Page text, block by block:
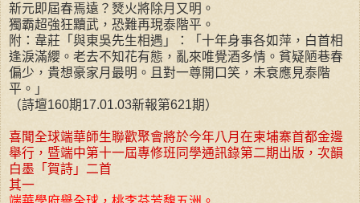
新元即屆春焉遠？燹火將除月又明。
獨霸超強狂黷武，恐難再現泰階平。
附：韋莊「與東吳先生相遇」：「十年身事各如萍，白首相
逢淚滿纓。老去不知花有態，亂來唯覺酒多情。貧疑陋巷春
偏少，貴想豪家月最明。且對一尊開口笑，未衰應見泰階
平。」
（詩壇160期17.01.03新報第621期）
喜聞全球端華師生聯歡聚會將於今年八月在柬埔寨首都金邊
舉行，暨端中第十一屆專修班同學通訊錄第二期出版，次韻
白墨「賀詩」二首
其一